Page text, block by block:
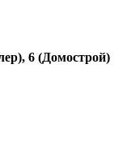
6 (Домострой)